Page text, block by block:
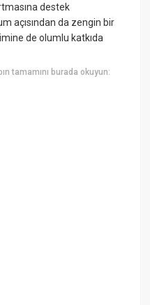
destek
açısından da zengin bir
de olumlu katkıda
tamamını burada okuyun: